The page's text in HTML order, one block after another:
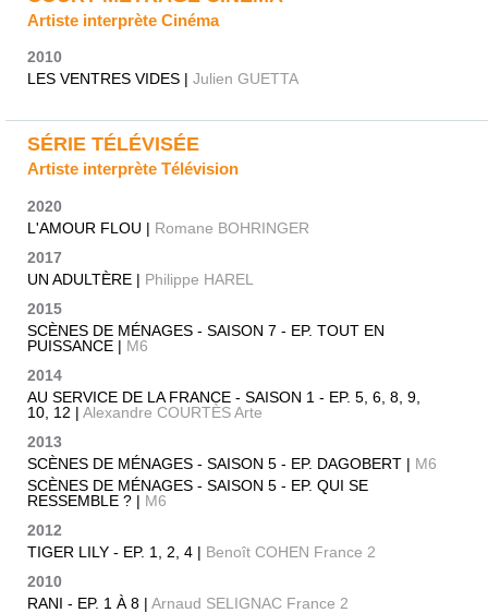
Artiste interprète Cinéma
2010
LES VENTRES VIDES | Julien GUETTA
SÉRIE TÉLÉVISÉE
Artiste interprète Télévision
2020
L'AMOUR FLOU | Romane BOHRINGER
2017
UN ADULTÈRE | Philippe HAREL
2015
SCÈNES DE MÉNAGES - SAISON 7 - EP. TOUT EN
PUISSANCE | M6
2014
AU SERVICE DE LA FRANCE - SAISON 1 - EP. 5, 6, 8, 9,
10, 12 | Alexandre COURTÈS Arte
2013
SCÈNES DE MÉNAGES - SAISON 5 - EP. DAGOBERT | M6
SCÈNES DE MÉNAGES - SAISON 5 - EP. QUI SE
RESSEMBLE ? | M6
2012
TIGER LILY - EP. 1, 2, 4 | Benoît COHEN France 2
2010
RANI - EP. 1 À 8 | Arnaud SELIGNAC France 2